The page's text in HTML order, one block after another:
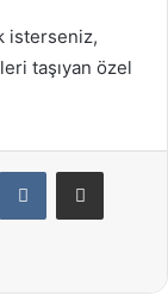
isterseniz,
taşıyan özel